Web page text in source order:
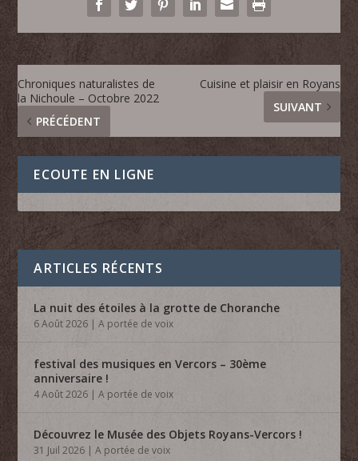
Chroniques naturalistes de
la Nichoule – Octobre 2022
PRÉCÉDENT
Cuisine et plaisir en Royans
SUIVANT
ECOUTE EN LIGNE
ARTICLES RÉCENTS
La nuit des étoiles à la grotte de Choranche
6 Août 2026 |A portée de voix
festival des musiques en Vercors – 30ème
anniversaire !
4 Août 2026 |A portée de voix
Découvrez le Musée des Objets Royans-Vercors !
31 Juil 2026 |A portée de voix